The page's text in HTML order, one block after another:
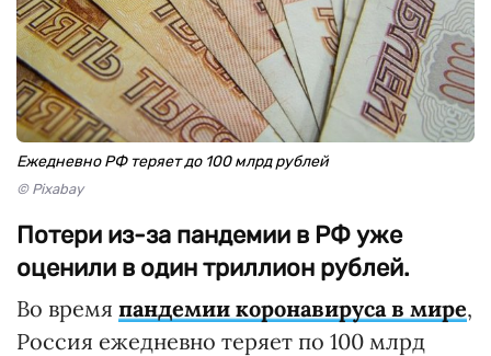
Ежедневно РФ теряет до 100 млрд рублей
© Pixabay
Потери из-за пандемии в РФ уже
оценили в один триллион рублей.
Во время пандемии коронавируса в мире,
Россия ежедневно теряет по 100 млрд